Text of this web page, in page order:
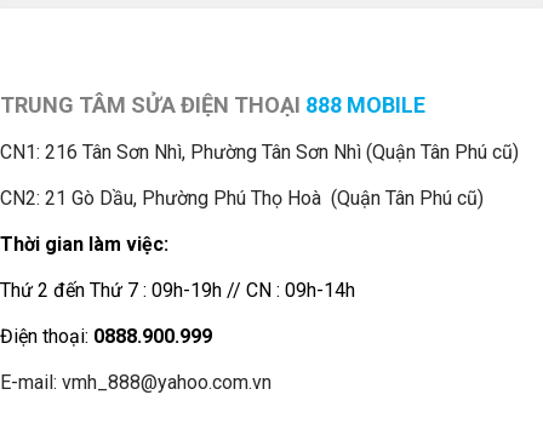
TRUNG TÂM SỬA ĐIỆN THOẠI 888 MOBILE
CN1: 216 Tân Sơn Nhì, Phường Tân Sơn Nhì (Quận Tân Phú cũ)
CN2: 21 Gò Dầu, Phường Phú Thọ Hoà (Quận Tân Phú cũ)
Thời gian làm việc:
Thứ 2 đến Thứ 7 : 09h-19h // CN : 09h-14h
Điện thoại: 0888.900.999
E-mail: vmh_888@yahoo.com.vn